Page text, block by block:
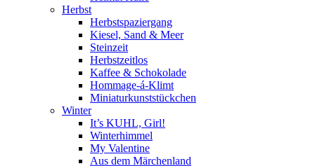
Herbst
Herbstspaziergang
Kiesel, Sand & Meer
Steinzeit
Herbstzeitlos
Kaffee & Schokolade
Hommage-á-Klimt
Miniaturkunststückchen
Winter
It’s KUHL, Girl!
Winterhimmel
My Valentine
Aus dem Märchenland